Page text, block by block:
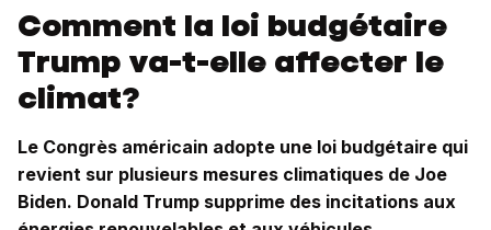
Comment la loi budgétaire
Trump va-t-elle affecter le
climat?
Le Congrès américain adopte une loi budgétaire qui
revient sur plusieurs mesures climatiques de Joe
Biden. Donald Trump supprime des incitations aux